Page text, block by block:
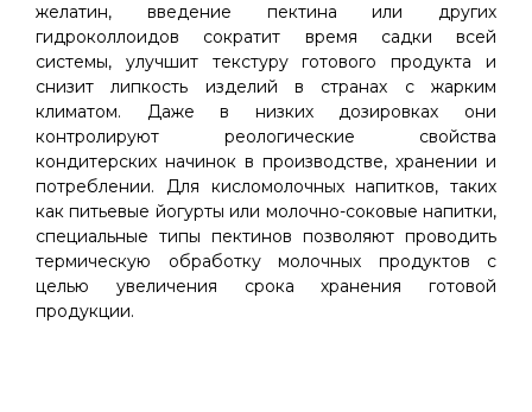
желатин, введение пектина или других
гидроколлоидов сократит время садки всей
системы, улучшит текстуру готового продукта и
снизит липкость изделий в странах с жарким
климатом. Даже в низких дозировках они
контролируют реологические свойства
кондитерских начинок в производстве, хранении и
потреблении. Для кисломолочных напитков, таких
как питьевые йогурты или молочно-соковые напитки,
специальные типы пектинов позволяют проводить
термическую обработку молочных продуктов с
целью увеличения срока хранения готовой
продукции.